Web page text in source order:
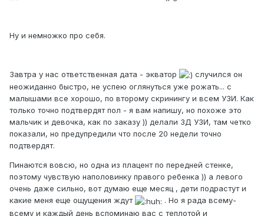
Ну и немножко про себя.
Завтра у нас ответственная дата - экватор
случился он
неожиданно быстро, не успею оглянуться уже рожать... с
малышами все хорошо, по второму скринингу и всем УЗИ. Как
только точно подтвердят пол - я вам напишу, но похоже это
мальчик и девочка, как по заказу )) делали 3Д УЗИ, там четко
показали, но предупредили что после 20 недели точно
подтвердят.
Пинаются вовсю, но одна из плацент по передней стенке,
поэтому чувствую наполовинку правого ребенка )) а левого
очень даже сильно, вот думаю еще месяц , дети подрастут и
какие меня еще ощущения ждут
. Но я рада всему-
всему и каждый день вспоминаю вас с теплотой и